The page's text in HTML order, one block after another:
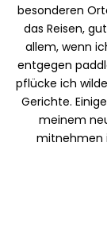
besonderen
das Reisen,
allem, wenn
entgegen
pflücke ich
Gerichte.
meinem
mitnehmen